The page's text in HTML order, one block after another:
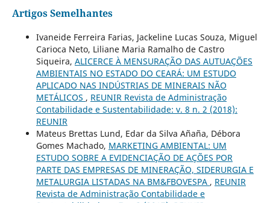
Artigos Semelhantes
Ivaneide Ferreira Farias, Jackeline Lucas Souza, Miguel
Carioca Neto, Liliane Maria Ramalho de Castro
Siqueira, ALICERCE À MENSURAÇÃO DAS AUTUAÇÕES
AMBIENTAIS NO ESTADO DO CEARÁ: UM ESTUDO
APLICADO NAS INDÚSTRIAS DE MINERAIS NÃO
METÁLICOS , REUNIR Revista de Administração
Contabilidade e Sustentabilidade: v. 8 n. 2 (2018):
REUNIR
Mateus Brettas Lund, Edar da Silva Añaña, Débora
Gomes Machado, MARKETING AMBIENTAL: UM
ESTUDO SOBRE A EVIDENCIAÇÃO DE AÇÕES POR
PARTE DAS EMPRESAS DE MINERAÇÃO, SIDERURGIA E
METALURGIA LISTADAS NA BM&FBOVESPA , REUNIR
Revista de Administração Contabilidade e